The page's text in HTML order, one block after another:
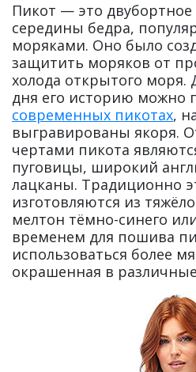
Пикот — это
середины бедра,
моряками. Оно было
защитить моряков от
холода открытого моря.
дня его историю можно
современных пикотах,
выгравированы якоря.
чертами пикота
пуговицы, широкий
лацканы. Традиционно
изготовляются из
мелтон тёмно-синего
временем для пошива
использоваться более
окрашенная в